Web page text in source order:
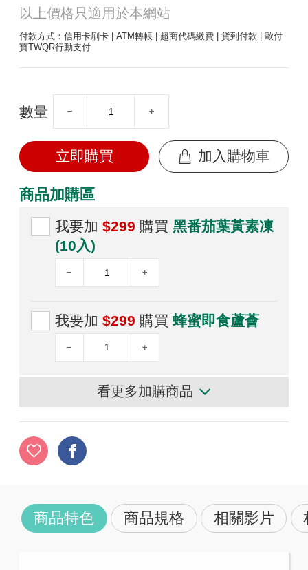
以上價格只適用於本網站
付款方式：信用卡刷卡 | ATM轉帳 | 超商代碼繳費 | 貨到付款 | 歐付
寶TWQR行動支付
數量
立即購買 加入購物車
商品加購區
我要加 $299 購買 黑番茄葉黃素凍
(10入)
我要加 $299 購買 蜂蜜即食蘆薈
看更多加購商品
商品特色 商品規格 相關影片